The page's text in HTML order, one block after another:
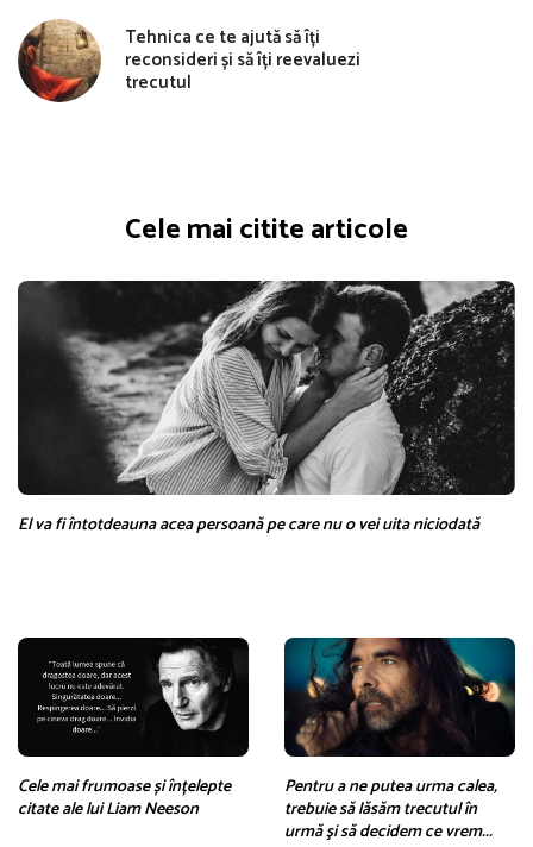
Tehnica ce te ajută să îți
reconsideri și să îți reevaluezi
trecutul
Cele mai citite articole
El va fi întotdeauna acea persoană pe care nu o vei uita niciodată
Cele mai frumoase și înțelepte
citate ale lui Liam Neeson
Pentru a ne putea urma calea,
trebuie să lăsăm trecutul în
urmă şi să decidem ce vrem...